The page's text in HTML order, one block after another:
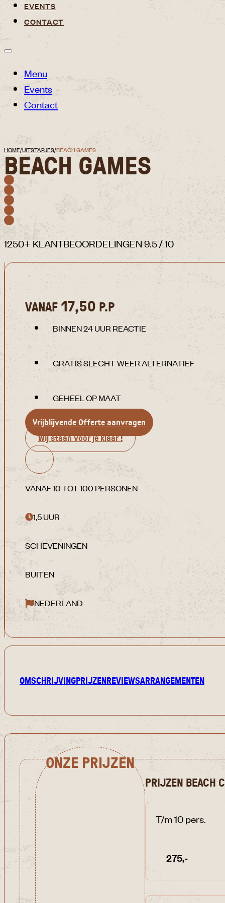
EVENTS
CONTACT
Menu
Events
Contact
HOME/UITSTAPJES/BEACH GAMES
BEACH GAMES
1250+ KLANTBEOORDELINGEN 9.5 / 10
VANAF 17,50 P.P
BINNEN 24 UUR REACTIE
GRATIS SLECHT WEER ALTERNATIEF
GEHEEL OP MAAT
Vrijblijvende Offerte aanvragen
Wij staan voor je klaar !
VANAF 10 TOT 100 PERSONEN
1,5 UUR
SCHEVENINGEN
BUITEN
NEDERLAND
OMSCHRIJVINGPRIJZENREVIEWSARRANGEMENTEN
ONZE PRIJZEN
PRIJZEN BEACH
T/m 10 pers.
275,-